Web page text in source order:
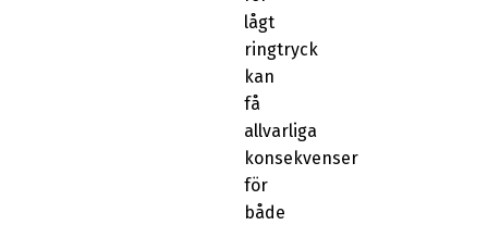
lågt
ringtryck
kan
få
allvarliga
konsekvenser
för
både